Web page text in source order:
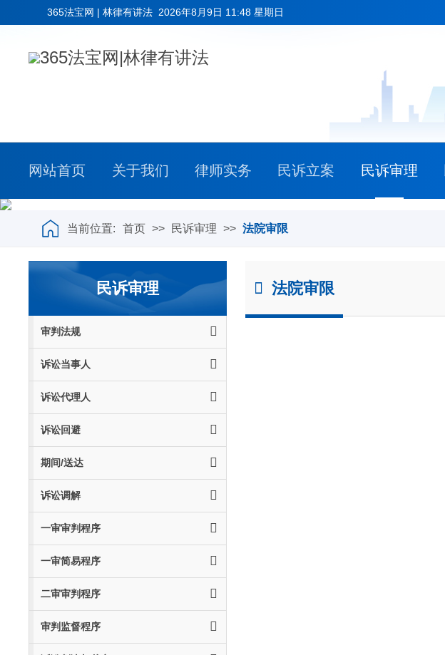
365法宝网 | 林律有讲法 2026年8月9日 11:48 星期日
网站首页 关于我们 律师实务 民诉立案 民诉审理
当前位置: 首页 >> 民诉审理 >> 法院审限
法院审限
民诉审理
审判法规
诉讼当事人
诉讼代理人
诉讼回避
期间/送达
诉讼调解
一审审判程序
一审简易程序
二审审判程序
审判监督程序